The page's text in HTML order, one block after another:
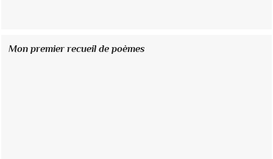
Mon premier recueil de poèmes